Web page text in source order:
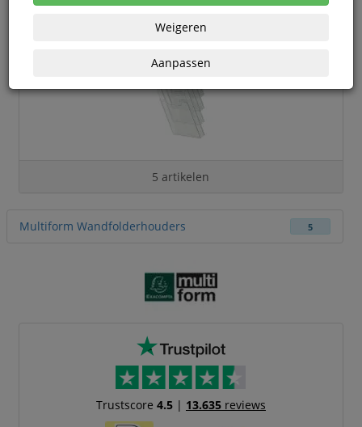
5 artikelen
Multiform Wandfolderhouders 5
Trustscore 4.5| 13.635reviews
Weigeren
Aanpassen